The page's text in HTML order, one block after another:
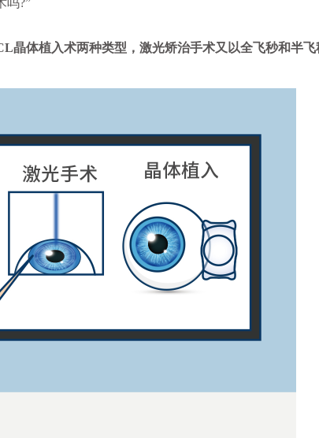
吗?”
晶体植入术两种类型，激光矫治手术又以全飞秒和半飞